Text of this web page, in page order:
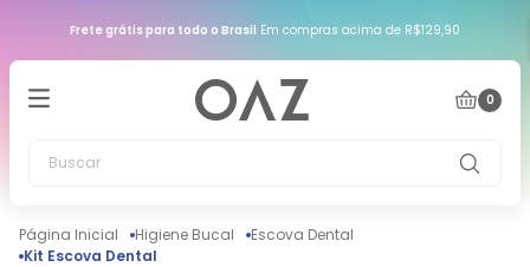
Frete grátis para todo o Brasil Em compras acima de R$129,90
0
Higiene Bucal
Escova Dental
Kit Escova Dental